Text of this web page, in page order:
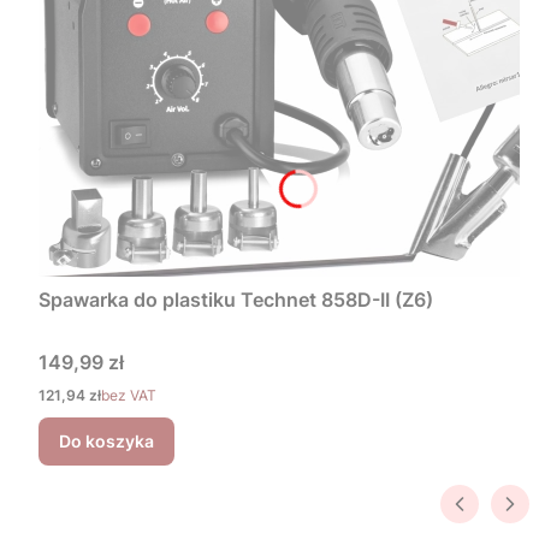
Spawarka do plastiku Technet 858D-II (Z6)
Cena
149,99 zł
Cena
121,94 złbez VAT
Do koszyka